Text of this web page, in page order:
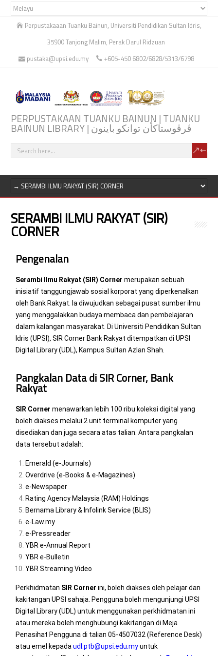
Perpustakaaan Tuanku Bainun, Universiti Pendidikan Sultan Idris,
35900 Tanjong Malim, Perak Darul Ridzuan
pustaka@upsi.edu.my
+605-450 6802/6828/5313/6798
PERPUSTAKAAN TUANKU BAINUN | TUANKU
BAINUN LIBRARY | ڤرڤوستاكأن توانكو باينون
SERAMBI ILMU RAKYAT (SIR)
CORNER
Pengenalan
Serambi Ilmu Rakyat (SIR) Corner merupakan sebuah
inisiatif tanggungjawab sosial korporat yang diperkenalkan
oleh Bank Rakyat. Ia diwujudkan sebagai pusat sumber ilmu
yang menggalakkan budaya membaca dan pembelajaran
dalam kalangan masyarakat. Di Universiti Pendidikan Sultan
Idris (UPSI), SIR Corner Bank Rakyat ditempatkan di UPSI
Digital Library (UDL), Kampus Sultan Azlan Shah.
Pangkalan Data di SIR Corner, Bank
Rakyat
SIR Corner menawarkan lebih 100 ribu koleksi digital yang
boleh diakses melalui 2 unit terminal komputer yang
disediakan dan juga secara atas talian. Antara pangkalan
data tersebut adalah:
Emerald (e-Journals)
Overdrive (e-Books & e-Magazines)
e-Newspaper
Rating Agency Malaysia (RAM) Holdings
Bernama Library & Infolink Service (BLIS)
e-Law.my
e-Pressreader
YBR e-Annual Report
YBR e-Bulletin
YBR Streaming Video
Perkhidmatan SIR Corner ini, boleh diakses oleh pelajar dan
kakitangan UPSI sahaja. Pengguna boleh mengunjungi UPSI
Digital Library (UDL) untuk menggunakan perkhidmatan ini
atau mereka boleh menghubungi kakitangan di Meja
Penasihat Pengguna di talian 05-4507032 (Reference Desk)
atau emel kepada udl.ptb@upsi.edu.my untuk